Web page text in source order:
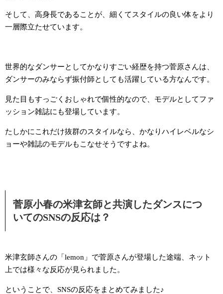
そして、高身長であることが、細くてスタイルの良い体をより
一層際立たせています。
世界的なダンサーとしてかなりすごい経歴を持つ菅原さんは、
ダンサーのみならず振付師としても活躍している方なんです。
見た目もすっごくおしゃれで個性的なので、モデルとしてファ
ッション雑誌にも登場しています。
たしかにこれだけ抜群のスタイルなら、かなりハイレベルなシ
ョーや雑誌のモデルもこなせそうですよね。
菅原小春の米津玄師と共演したダンスにつ
いてのSNSの反応は？
米津玄師さんの「lemon」で菅原さんが登場した途端、ネット
上では様々な反応が見られました。
ということで、SNSの反応をまとめてみました♪